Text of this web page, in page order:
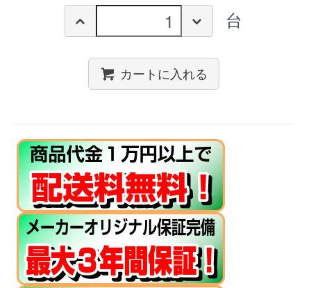
台
カートに入れる